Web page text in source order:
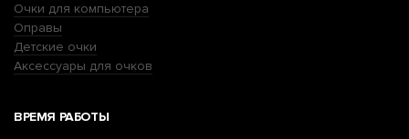
Очки для компьютера
Оправы
Детские очки
Аксессуары для очков
ВРЕМЯ РАБОТЫ